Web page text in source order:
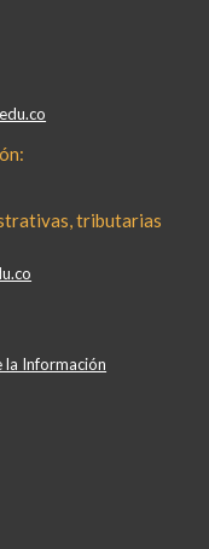
tributarias
la Información